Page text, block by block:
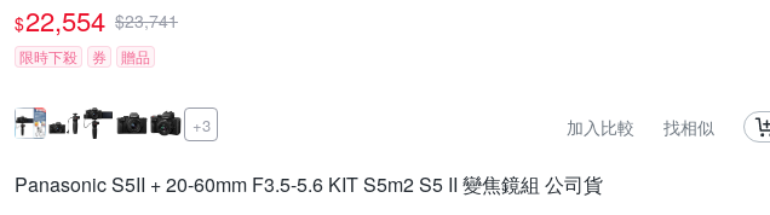
$22,554 $23,741
限時下殺 券 贈品
+3 加入比較 找相似
Panasonic S5II + 20-60mm F3.5-5.6 KIT S5m2 S5 II 變焦鏡組 公司貨